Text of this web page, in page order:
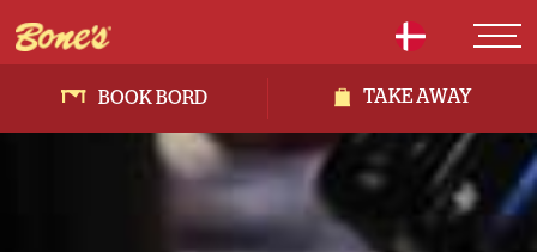
BOOK BORD TAKE AWAY